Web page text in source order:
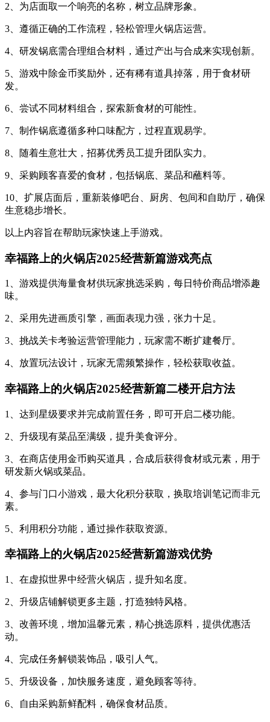
2、为店面取一个响亮的名称，树立品牌形象。
3、遵循正确的工作流程，轻松管理火锅店运营。
4、研发锅底需合理组合材料，通过产出与合成来实现创新。
5、游戏中除金币奖励外，还有稀有道具掉落，用于食材研
发。
6、尝试不同材料组合，探索新食材的可能性。
7、制作锅底遵循多种口味配方，过程直观易学。
8、随着生意壮大，招募优秀员工提升团队实力。
9、采购顾客喜爱的食材，包括锅底、菜品和蘸料等。
10、扩展店面后，重新装修吧台、厨房、包间和自助厅，确保
生意稳步增长。
以上内容旨在帮助玩家快速上手游戏。
幸福路上的火锅店2025经营新篇游戏亮点
1、游戏提供海量食材供玩家挑选采购，每日特价商品增添趣
味。
2、采用先进画质引擎，画面表现力强，张力十足。
3、挑战关卡考验运营管理能力，玩家需不断扩建餐厅。
4、放置玩法设计，玩家无需频繁操作，轻松获取收益。
幸福路上的火锅店2025经营新篇二楼开启方法
1、达到星级要求并完成前置任务，即可开启二楼功能。
2、升级现有菜品至满级，提升美食评分。
3、在商店使用金币购买道具，合成后获得食材或元素，用于
研发新火锅或菜品。
4、参与门口小游戏，最大化积分获取，换取培训笔记而非元
素。
5、利用积分功能，通过操作获取资源。
幸福路上的火锅店2025经营新篇游戏优势
1、在虚拟世界中经营火锅店，提升知名度。
2、升级店铺解锁更多主题，打造独特风格。
3、改善环境，增加温馨元素，精心挑选原料，提供优惠活
动。
4、完成任务解锁装饰品，吸引人气。
5、升级设备，加快服务速度，避免顾客等待。
6、自由采购新鲜配料，确保食材品质。